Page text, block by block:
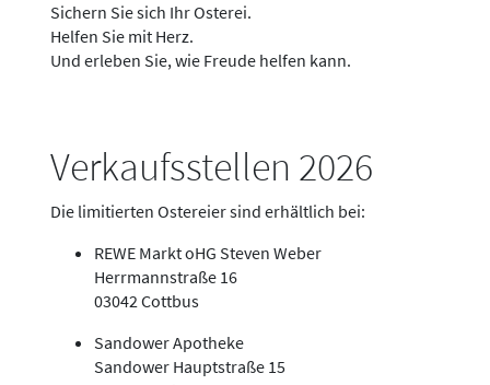
Sichern Sie sich Ihr Osterei.
Helfen Sie mit Herz.
Und erleben Sie, wie Freude helfen kann.
Verkaufsstellen 2026
Die limitierten Ostereier sind erhältlich bei:
REWE Markt oHG Steven Weber
Herrmannstraße 16
03042 Cottbus
Sandower Apotheke
Sandower Hauptstraße 15